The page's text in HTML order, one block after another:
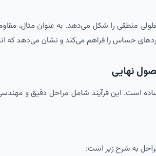
منطقی را شکل می‌دهد. به عنوان مثال،
حساس را فراهم می‌کند و نشان می‌دهد
نهایی
است. این فرآیند شامل مراحل دقیق و
به شرح زیر است: